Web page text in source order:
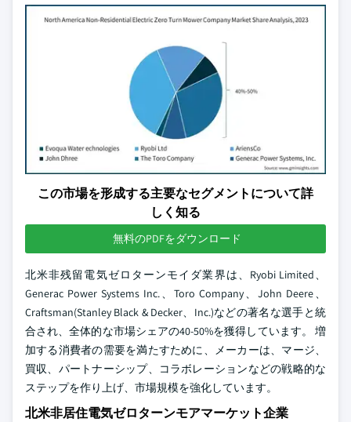
この市場を形成する主要なセグメントについて詳
しく知る
無料のPDFをダウンロード
北米非残留電気ゼロターンモイダ業界は、Ryobi Limited、
Generac Power Systems Inc.、Toro Company、John Deere、
Craftsman(Stanley Black & Decker、Inc.)などの著名な選手と統
合され、全体的な市場シェアの40-50%を獲得しています。 増
加する消費者の需要を満たすために、メーカーは、マージ、
買収、パートナーシップ、コラボレーションなどの戦略的な
ステップを作り上げ、市場規模を強化しています。
北米非居住電気ゼロターンモアマーケット企業